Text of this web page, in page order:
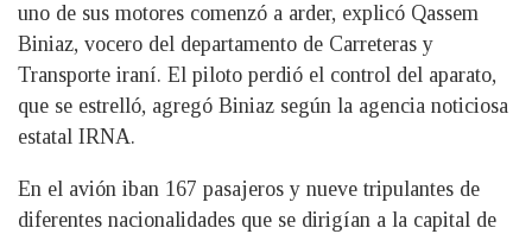
uno de sus motores comenzó a arder, explicó Qassem
Biniaz, vocero del departamento de Carreteras y
Transporte iraní. El piloto perdió el control del aparato,
que se estrelló, agregó Biniaz según la agencia noticiosa
estatal IRNA.
En el avión iban 167 pasajeros y nueve tripulantes de
diferentes nacionalidades que se dirigían a la capital de